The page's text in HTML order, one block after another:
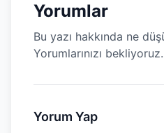
Yorumlar
Bu yazı hakkında ne
Yorumlarınızı bekliyoruz.
Yorum Yap